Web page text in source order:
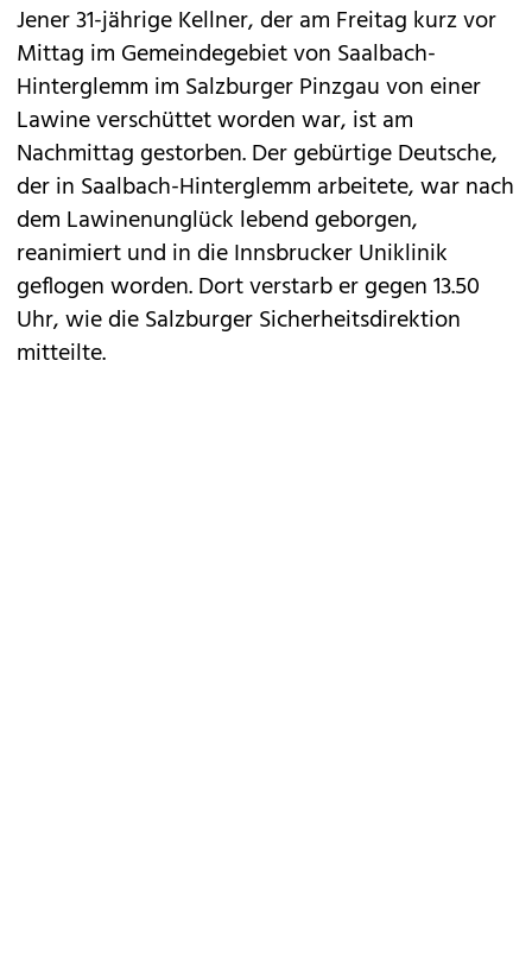
Jener 31-jährige Kellner, der am Freitag kurz vor
Mittag im Gemeindegebiet von Saalbach-
Hinterglemm im Salzburger Pinzgau von einer
Lawine verschüttet worden war, ist am
Nachmittag gestorben. Der gebürtige Deutsche,
der in Saalbach-Hinterglemm arbeitete, war nach
dem Lawinenunglück lebend geborgen,
reanimiert und in die Innsbrucker Uniklinik
geflogen worden. Dort verstarb er gegen 13.50
Uhr, wie die Salzburger Sicherheitsdirektion
mitteilte.